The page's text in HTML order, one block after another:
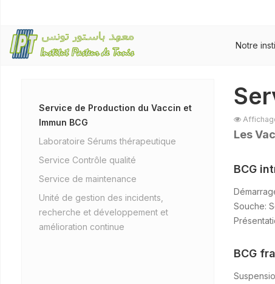
Notre
Les
BCG
Souche:
BCG
Service de Production du Vaccin et
Immun BCG
Laboratoire Sérums thérapeutique
Service Contrôle qualité
Service de maintenance
Unité de gestion des incidents,
recherche et développement et
amélioration continue